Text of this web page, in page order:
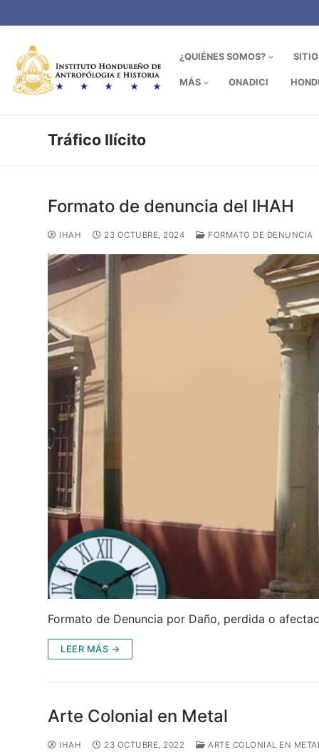
al
contenido
¿QUIÉNES SOMOS?
MÁS ONADICI
Tráfico Ilícito
Formato de denuncia del IHAH
IHAH 23 OCTUBRE, 2024 FORMATO DE DENUNCIA
Formato de Denuncia por Daño, perdida o
LEER MÁS →
Arte Colonial en Metal
IHAH 23 OCTUBRE, 2022 ARTE COLONIAL EN